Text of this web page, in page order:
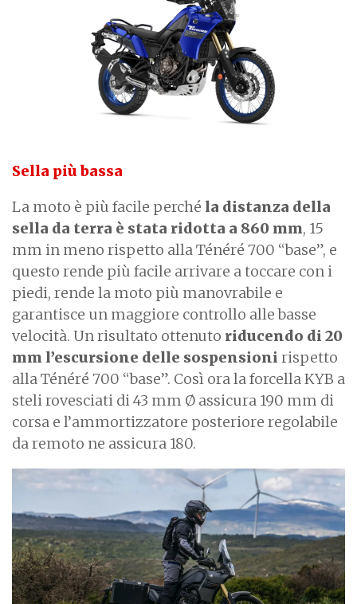
Sella più bassa
La moto è più facile perché la distanza della
sella da terra è stata ridotta a 860 mm, 15
mm in meno rispetto alla Ténéré 700 “base”, e
questo rende più facile arrivare a toccare con i
piedi, rende la moto più manovrabile e
garantisce un maggiore controllo alle basse
velocità. Un risultato ottenuto riducendo di 20
mm l’escursione delle sospensioni rispetto
alla Ténéré 700 “base”. Così ora la forcella KYB a
steli rovesciati di 43 mm Ø assicura 190 mm di
corsa e l’ammortizzatore posteriore regolabile
da remoto ne assicura 180.